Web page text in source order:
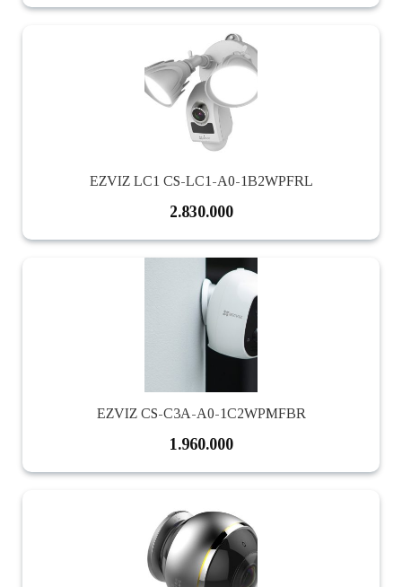
EZVIZ LC1 CS-LC1-A0-1B2WPFRL
2.830.000
EZVIZ CS-C3A-A0-1C2WPMFBR
1.960.000